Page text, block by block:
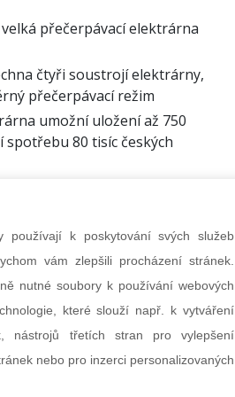
přečerpávací elektrárna
čtyři soustrojí elektrárny,
přečerpávací režim
umožní uložení až 750
80 tisíc českých
na vrcholu výstavby.
komín i jeřáb na
používají k poskytování svých služeb
vám zlepšili procházení stránek.
nutné soubory k používání webových
které slouží např. k vytváření
nástrojů třetích stran pro vylepšení
nebo pro inzerci personalizovaných